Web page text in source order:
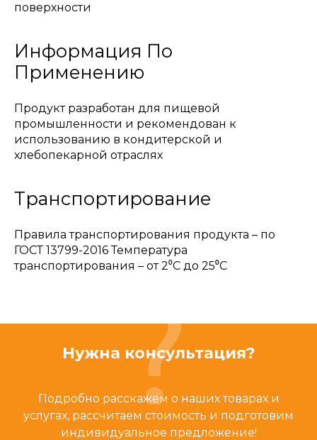
поверхности
Информация По
Применению
Продукт разработан для пищевой
промышленности и рекомендован к
использованию в кондитерской и
хлебопекарной отраслях
Транспортирование
Правила транспортирования продукта – по
ГОСТ 13799-2016 Температура
транспортирования – от 2⁰С до 25⁰С
Нужна консультация?
Подробно расскажем о наших товарах и
услугах, рассчитаем стоимость и подготовим
индивидуальное предложение!